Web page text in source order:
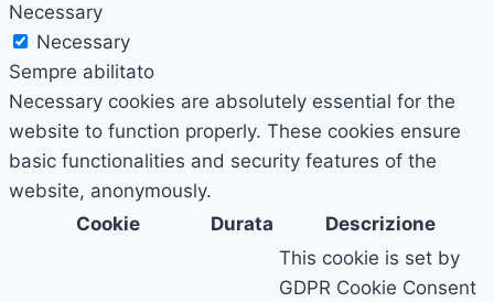
Necessary
Necessary
Sempre abilitato
Necessary cookies are absolutely essential for the
website to function properly. These cookies ensure
basic functionalities and security features of the
website, anonymously.
Cookie
Durata Descrizione
This cookie is set by
GDPR Cookie Consent